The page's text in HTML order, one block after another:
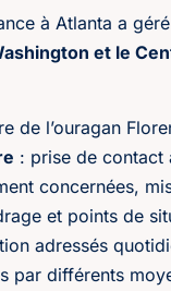
à Atlanta a
et le
de l’ouragan
: prise de contact
concernées,
et points de
adressés
par différents